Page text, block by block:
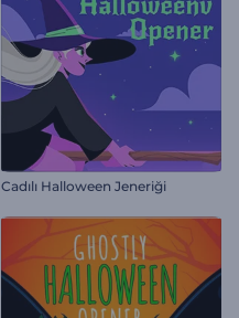
Cadılı Halloween Jeneriği